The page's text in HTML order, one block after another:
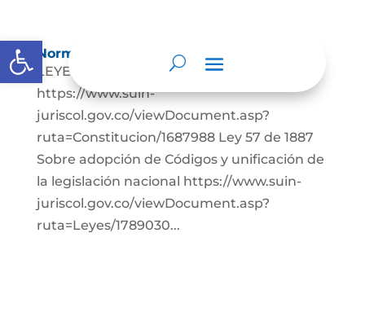
Abrir barra de herramientas
Normatividad
LEYES: Constitución Política de Colombia.
https://www.suin-
juriscol.gov.co/viewDocument.asp?
ruta=Constitucion/1687988 Ley 57 de 1887
Sobre adopción de Códigos y unificación de
la legislación nacional https://www.suin-
juriscol.gov.co/viewDocument.asp?
ruta=Leyes/1789030...